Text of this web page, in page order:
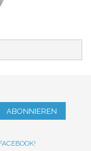
ABONNIEREN